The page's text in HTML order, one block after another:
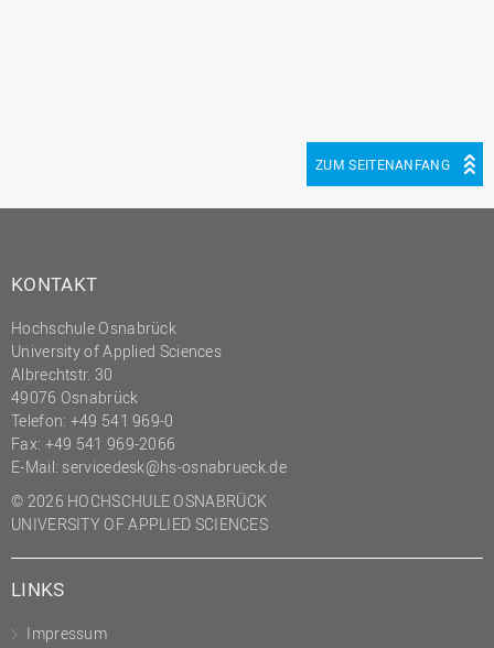
ZUM SEITENANFANG
KONTAKT
Hochschule Osnabrück
University of Applied Sciences
Albrechtstr. 30
49076 Osnabrück
Telefon: +49 541 969-0
Fax: +49 541 969-2066
E-Mail: servicedesk@hs-osnabrueck.de
© 2026 HOCHSCHULE OSNABRÜCK
UNIVERSITY OF APPLIED SCIENCES
LINKS
Impressum